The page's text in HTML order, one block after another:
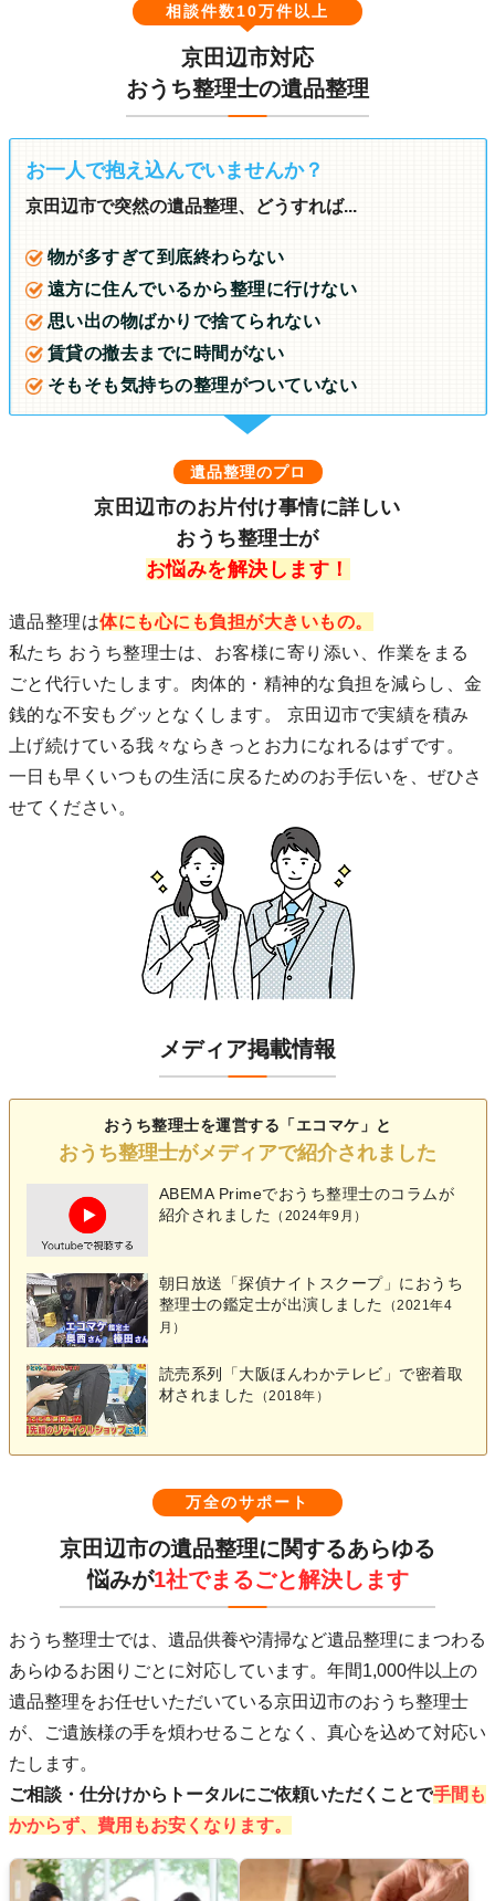
相談件数10万件以上
京田辺市対応
おうち整理士の遺品整理
お一人で抱え込んでいませんか？
京田辺市で突然の遺品整理、どうすれば...
物が多すぎて到底終わらない
遠方に住んでいるから整理に行けない
思い出の物ばかりで捨てられない
賃貸の撤去までに時間がない
そもそも気持ちの整理がついていない
遺品整理のプロ
京田辺市のお片付け事情に詳しい
おうち整理士が
お悩みを解決します！
遺品整理は体にも心にも負担が大きいもの。
私たち おうち整理士は、お客様に寄り添い、作業をまる
ごと代行いたします。肉体的・精神的な負担を減らし、金
銭的な不安もグッとなくします。 京田辺市で実績を積み
上げ続けている我々ならきっとお力になれるはずです。
一日も早くいつもの生活に戻るためのお手伝いを、ぜひさ
せてください。
メディア掲載情報
おうち整理士を運営する「エコマケ」と
おうち整理士がメディアで紹介されました
ABEMA Primeでおうち整理士のコラムが
紹介されました （2024年9月）
朝日放送「探偵ナイトスクープ」におうち
整理士の鑑定士が出演しました
（2021年4
月）
読売系列「大阪ほんわかテレビ」で密着取
材されました
（2018年）
万全のサポート
京田辺市の遺品整理に関するあらゆる
悩みが1社でまるごと解決します
おうち整理士では、遺品供養や清掃など遺品整理にまつわる
あらゆるお困りごとに対応しています。年間1,000件以上の
遺品整理をお任せいただいている京田辺市のおうち整理士
が、ご遺族様の手を煩わせることなく、真心を込めて対応い
たします。
ご相談・仕分けからトータルにご依頼いただくことで手間も
かからず、費用もお安くなります。